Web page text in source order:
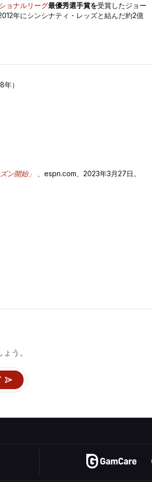
ョナルリーグ最優秀選手賞を受賞したジョー
年にシンシナティ・レッズと結んだ約2億
）
ン開始」 、espn.com、2023年3月27日。
う。